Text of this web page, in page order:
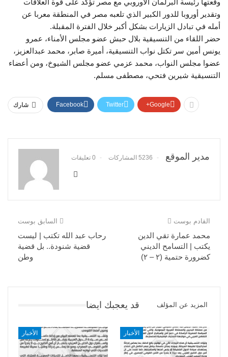
وقعتها رئيسة البرلمان الأوروبي مع مصر تؤكد على قوة العلاقات
وتقدير أوروبا للدور الكبير الذي تلعبه مصر في المنطقة معربا عن
أمله في تبادل الزيارات بشكل أكبر خلال الفترة المقبلة.
حضر اللقاء من التنسيقية بلال حبش عضو مجلس الأمناء، عمرو
يونس أمين سر تكتل نواب التنسيقية، أميرة صابر، محمد عبدالعزيز،
عضوا مجلس النواب، محمد عزمي عضو مجلس الشيوخ، ومن أعضاء
التنسيقية شيرين فتحي، مصطفى مسلم.
شارك Facebook Twitter Google+
مدير الموقع 5236 المشاركات 0 تعليقات
السابق بوست
رحاب عبد الله تكتب | ليست
قضية شنودة.. بل قضية
وطن
القادم بوست
محمد عمارة تقي الدين
يكتب | التسامح الديني
كضرورة حتمية (٢ – ٢)
قد يعجبك ايضا المزيد عن المؤلف
الأخبار الأخبار